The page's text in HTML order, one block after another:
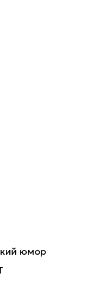
юмор